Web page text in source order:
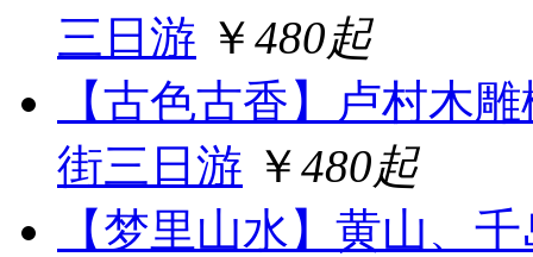
三日游 ￥480起
【古色古香】卢村木
街三日游 ￥480起
【梦里山水】黄山、